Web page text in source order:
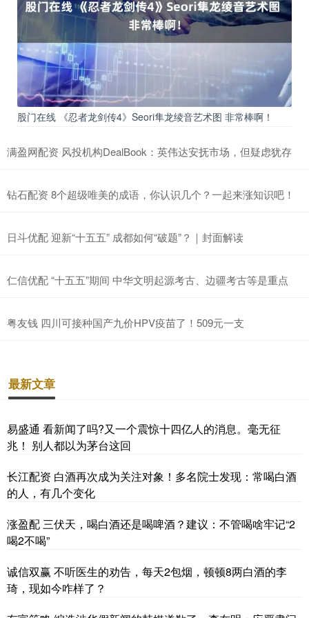
股门在线 《忍者龙剑传4》Seori隼龙绫音艺术图 非常棒啊！
满盈网配资 风投机构DealBook：英伟达安抚市场，但疑虑犹存
钻石配资 8个超级唯美的成语，你认识几个？一起来涨知识吧！
日斗优配 迎新“十五五” 成都如何“破题”？｜封面解读
仁信优配 “十五五”期间 中华文明起源考古、边疆考古等是重点
粤友钱 四川可接种国产九价HPV疫苗了！509元一支
最新文章
易盛通 看新闻了吗?又一个震惊十四亿人的消息。毫无征
兆！ 别人都以为茅台这回
长江配资 白酒再次成为关注对象！多名院士发现：常喝白酒
的人，有几个变化
涨盈配 三伏天，喝白酒还是喝啤酒？建议：不管喝啥牢记“2
喝2不喝”
诚信双赢 不听医生的劝告，每天2包烟，顿顿8两白酒的李
琦，现如今咋样了？